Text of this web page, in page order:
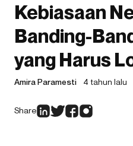
Kebiasaan
Banding-
yang Harus
Amira Paramesti 4 tahun lalu
Share